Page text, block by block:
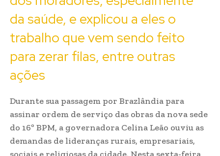
da saúde, e explicou a eles o
trabalho que vem sendo feito
para zerar filas, entre outras
ações
Durante sua passagem por Brazlândia para
assinar ordem de serviço das obras da nova sede
do 16º BPM, a governadora Celina Leão ouviu as
demandas de lideranças rurais, empresariais,